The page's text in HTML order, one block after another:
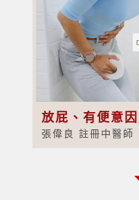
張偉良 註冊中醫師